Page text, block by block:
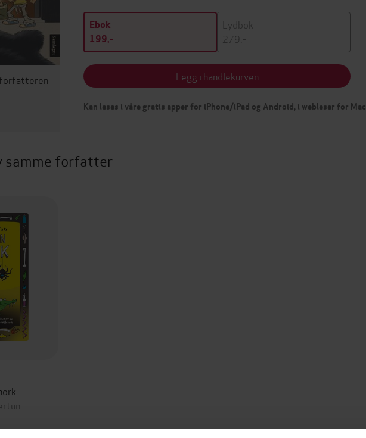
forfatteren
Ebok
199,-
Lydbok
279,-
Legg i handlekurven
Kan leses i våre gratis apper for iPhone/iPad og Android, i webleser for
samme forfatter